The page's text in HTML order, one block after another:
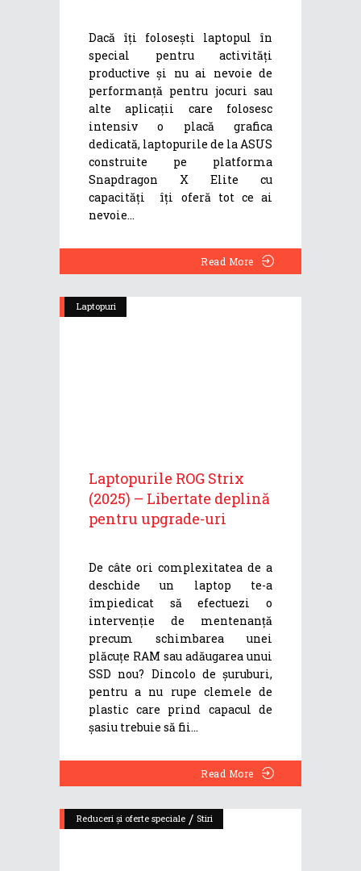
Dacă îți folosești laptopul în
special pentru activități
productive și nu ai nevoie de
performanță pentru jocuri sau
alte aplicații care folosesc
intensiv o placă grafica
dedicată, laptopurile de la ASUS
construite pe platforma
Snapdragon X Elite cu
capacități îți oferă tot ce ai
nevoie
Read More
Laptopuri
Laptopurile ROG Strix
(2025) – Libertate deplină
pentru upgrade-uri
De câte ori complexitatea de a
deschide un laptop te-a
împiedicat să efectuezi o
intervenție de mentenanță
precum schimbarea unei
plăcuțe RAM sau adăugarea unui
SSD nou? Dincolo de șuruburi,
pentru a nu rupe clemele de
plastic care prind capacul de
șasiu trebuie să fii
Read More
Reduceri și oferte speciale / Stiri